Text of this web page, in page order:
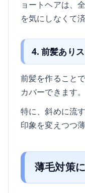
ョートヘアは、
を気にしなくて
4. 前髪あり
前髪を作ること
カバーできます。
特に、斜めに流
印象を変えつつ
薄毛対策